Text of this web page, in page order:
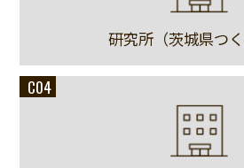
研究所（茨城県つく
C04